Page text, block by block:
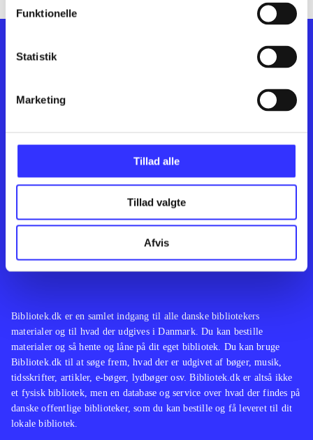
Funktionelle
Statistik
Marketing
Tillad alle
Tillad valgte
Afvis Feedback
Bibliotek.dk er en samlet indgang til alle danske bibliotekers
materialer og til hvad der udgives i Danmark. Du kan bestille
materialer og så hente og låne på dit eget bibliotek. Du kan bruge
Bibliotek.dk til at søge frem, hvad der er udgivet af bøger, musik,
tidsskrifter, artikler, e-bøger, lydbøger osv. Bibliotek.dk er altså ikke
et fysisk bibliotek, men en database og service over hvad der findes på
danske offentlige biblioteker, som du kan bestille og få leveret til dit
lokale bibliotek.
Kontakt os
English
Artikler
Film
Musik
Noder